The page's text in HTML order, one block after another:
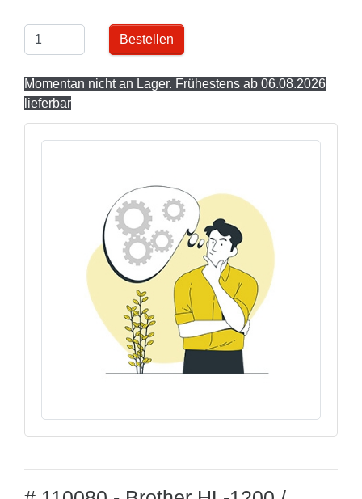
Bestellen
Momentan nicht an Lager. Frühestens ab 06.08.2026
lieferbar